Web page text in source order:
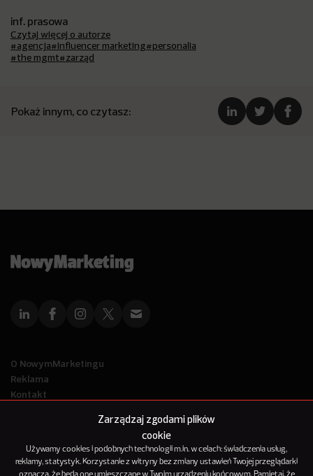
Zarządzaj zgodami plików
cookie
Używamy cookies i podobnych technologii m.in. w celach: świadczenia usług,
reklamy, statystyk. Korzystanie z witryny bez zmiany ustawień Twojej przeglądarki
oznacza, że będą one umieszczane w Twoim urządzeniu końcowym. Pamiętaj, że
inf. prasowa
Czytaj więcej o autorze
#agencja#influencer marketing#personalia
#the mgmt#zarząd
Pokaż innym, co czytasz:
O NowymMarketingu
Reklama
Kontakt